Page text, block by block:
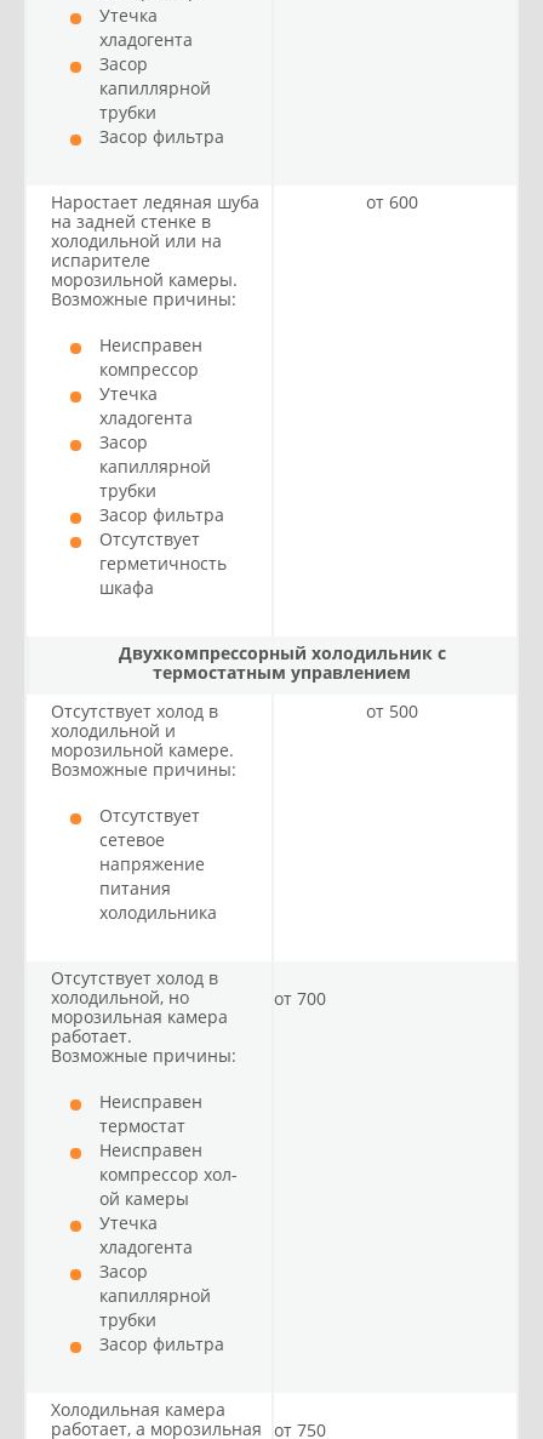
Утечка
хладогента
Засор
капиллярной
трубки
Засор фильтра
Наростает ледяная шуба
на задней стенке в
холодильной или на
испарителе
морозильной камеры.
Возможные причины:
Неисправен
компрессор
Утечка
хладогента
Засор
капиллярной
трубки
Засор фильтра
Отсутствует
герметичность
шкафа
от 600
Двухкомпрессорный холодильник с
термостатным управлением
Отсутствует холод в
холодильной и
морозильной камере.
Возможные причины:
Отсутствует
сетевое
напряжение
питания
холодильника
от 500
Отсутствует холод в
холодильной, но
морозильная камера
работает.
Возможные причины:
Неисправен
термостат
Неисправен
компрессор хол-
ой камеры
Утечка
хладогента
Засор
капиллярной
трубки
Засор фильтра
от 700
Холодильная камера
работает, а морозильная от 750